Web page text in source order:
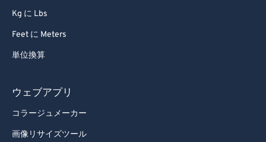
Kg に Lbs
Feet に Meters
単位換算
ウェブアプリ
コラージュメーカー
画像リサイズツール